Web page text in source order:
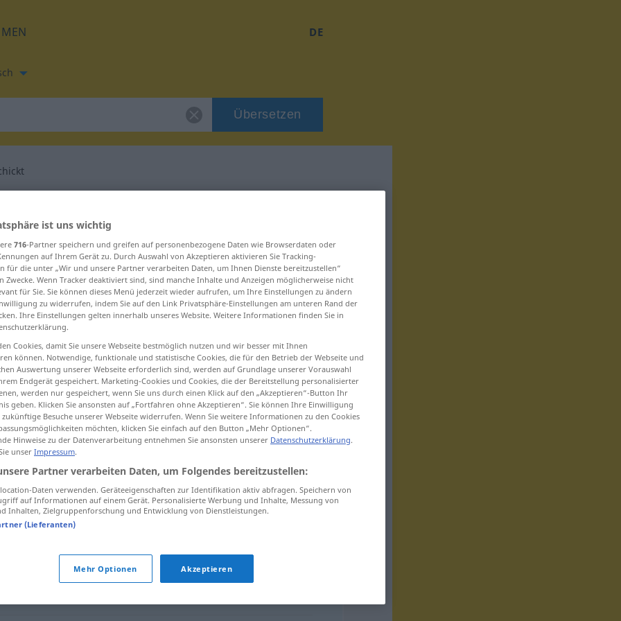
DE
Übersetzen
für "ungeschickt"
ungeschickt
ist uns wichtig
716-Partner speichern und greifen auf personenbezogene Daten wie Browserdaten oder
auf Ihrem Gerät zu. Durch Auswahl von Akzeptieren aktivieren Sie Tracking-
für die unter „Wir und unsere Partner verarbeiten Daten, um Ihnen Dienste bereitzustellen“
Zwecke. Wenn Tracker deaktiviert sind, sind manche Inhalte und Anzeigen möglicherweise nicht
für Sie. Sie können dieses Menü jederzeit wieder aufrufen, um Ihre Einstellungen zu ändern
zu widerrufen, indem Sie auf den Link Privatsphäre-Einstellungen am unteren Rand der
Ihre Einstellungen gelten innerhalb unseres Website. Weitere Informationen finden Sie in
Cookies, damit Sie unsere Webseite bestmöglich nutzen und wir besser mit Ihnen
können. Notwendige, funktionale und statistische Cookies, die für den Betrieb der Webseite und
Auswertung unserer Webseite erforderlich sind, werden auf Grundlage unserer Vorauswahl
Endgerät gespeichert. Marketing-Cookies und Cookies, die der Bereitstellung personalisierter
werden nur gespeichert, wenn Sie uns durch einen Klick auf den „Akzeptieren“-Button Ihr
geben. Klicken Sie ansonsten auf „Fortfahren ohne Akzeptieren“. Sie können Ihre Einwilligung
Besuche unserer Webseite widerrufen. Wenn Sie weitere Informationen zu den Cookies
möchten, klicken Sie einfach auf den Button „Mehr Optionen“.
Hinweise zu der Datenverarbeitung entnehmen Sie ansonsten unserer Datenschutzerklärung.
unser Impressum.
Partner verarbeiten Daten, um Folgendes bereitzustellen:
Daten verwenden. Geräteeigenschaften zur Identifikation aktiv abfragen. Speichern von
auf Informationen auf einem Gerät. Personalisierte Werbung und Inhalte, Messung von
Inhalten, Zielgruppenforschung und Entwicklung von Dienstleistungen.
(Lieferanten)
Mehr Optionen Akzeptieren